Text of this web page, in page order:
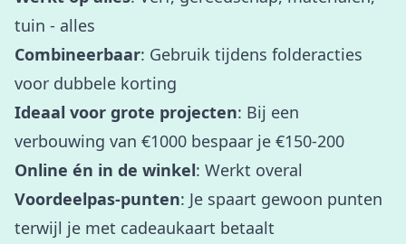
tuin - alles
Combineerbaar: Gebruik tijdens folderacties
voor dubbele korting
Ideaal voor grote projecten: Bij een
verbouwing van €1000 bespaar je €150-200
Online én in de winkel: Werkt overal
Voordeelpas-punten: Je spaart gewoon punten
terwijl je met cadeaukaart betaalt